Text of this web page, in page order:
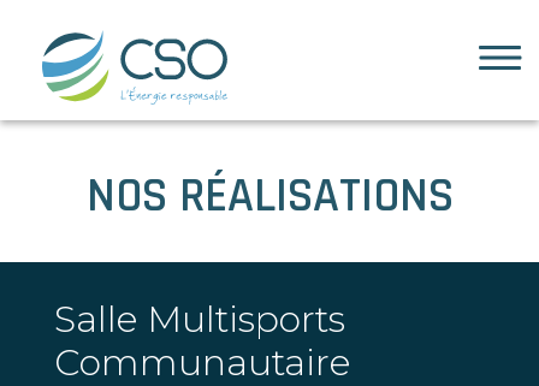
L’entreprise
Nos clients
Nos secteurs
NOS RÉALISATIONS
Salle Multisports
Communautaire